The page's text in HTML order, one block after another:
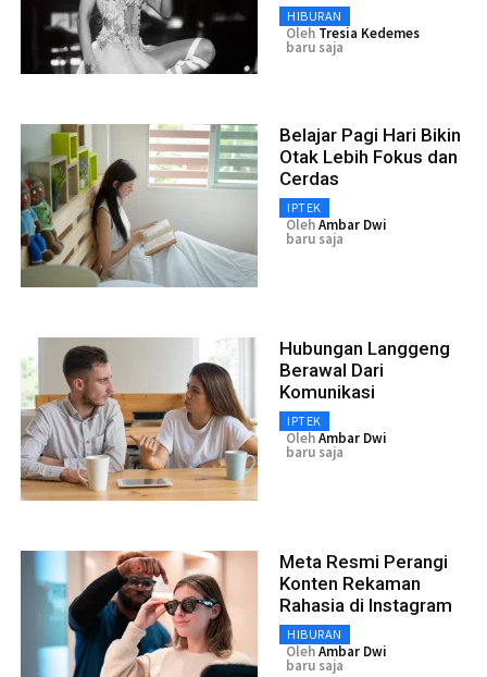
HIBURAN
Oleh Tresia Kedemes
baru saja
Belajar Pagi Hari Bikin
Otak Lebih Fokus dan
Cerdas
IPTEK
OlehAmbar Dwi
baru saja
Hubungan Langgeng
Berawal Dari
Komunikasi
IPTEK
OlehAmbar Dwi
baru saja
Meta Resmi Perangi
Konten Rekaman
Rahasia di Instagram
HIBURAN
OlehAmbar Dwi
baru saja